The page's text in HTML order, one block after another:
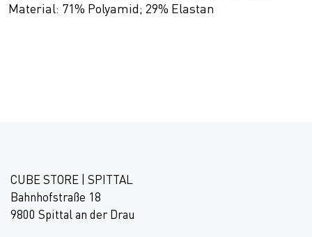
Material: 71% Polyamid; 29% Elastan
CUBE STORE | SPITTAL
Bahnhofstraße 18
9800 Spittal an der Drau